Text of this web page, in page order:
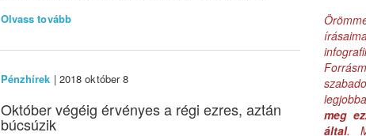
Olvass tovább
Pénzhírek | 2018 október 8
Október végéig érvényes a régi ezres, aztán
búcsúzik
meg
által.